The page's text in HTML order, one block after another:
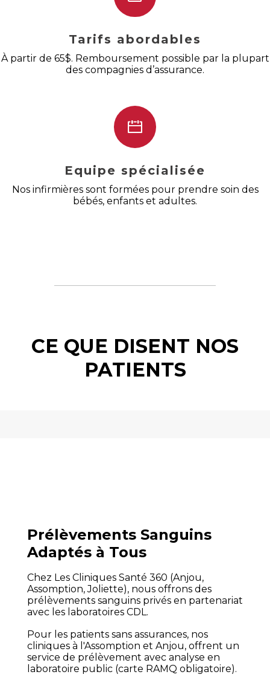
Tarifs abordables
À partir de 65$. Remboursement possible par la plupart
des compagnies d’assurance.
Equipe spécialisée
Nos infirmières sont formées pour prendre soin des
bébés, enfants et adultes.
CE QUE DISENT NOS
PATIENTS
Prélèvements Sanguins
Adaptés à Tous
Chez Les Cliniques Santé 360 (Anjou,
Assomption, Joliette), nous offrons des
prélèvements sanguins privés en partenariat
avec les laboratoires CDL.
Pour les patients sans assurances, nos
cliniques à l'Assomption et Anjou, offrent un
service de prélèvement avec analyse en
laboratoire public (carte RAMQ obligatoire).